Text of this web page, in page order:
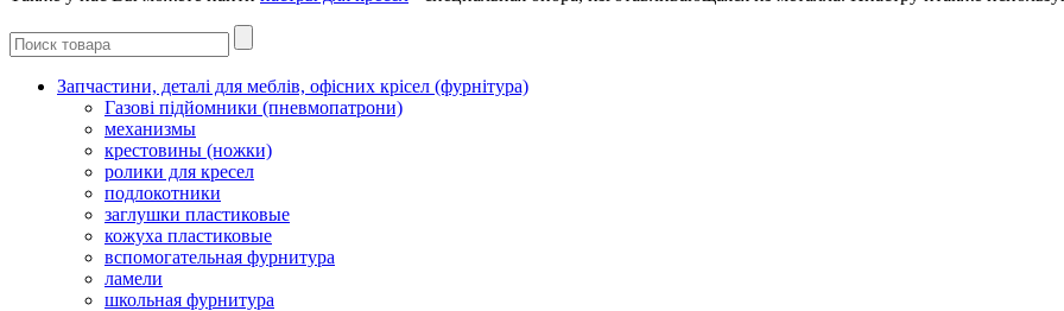
Запчастини, деталі для меблів, офісних крісел (фурнітура)
Газові підйомники (пневмопатрони)
механизмы
крестовины (ножки)
ролики для кресел
подлокотники
заглушки пластиковые
кожуха пластиковые
вспомогательная фурнитура
ламели
школьная фурнитура